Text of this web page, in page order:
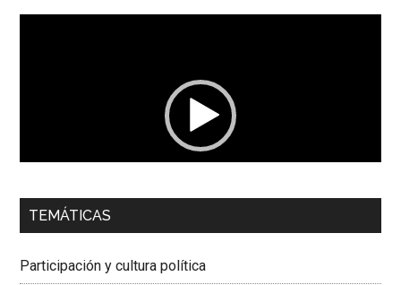
00:00 01:04
Dra. Carolina Corcho Mejía,Presidenta Corporación
Colombiana
TEMÁTICAS
Participación y cultura política